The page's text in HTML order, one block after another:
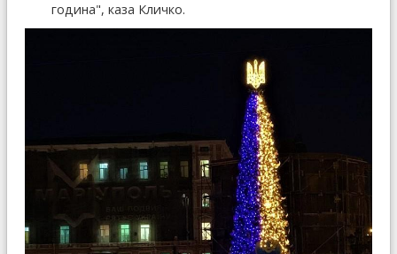
година", каза Кличко.